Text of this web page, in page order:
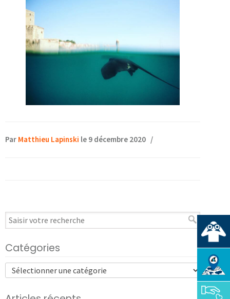
Par Matthieu Lapinski le 9 décembre 2020 /
Catégories